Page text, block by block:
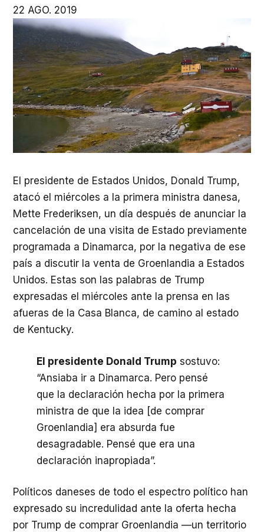
22 AGO. 2019
El presidente de Estados Unidos, Donald Trump,
atacó el miércoles a la primera ministra danesa,
Mette Frederiksen, un día después de anunciar la
cancelación de una visita de Estado previamente
programada a Dinamarca, por la negativa de ese
país a discutir la venta de Groenlandia a Estados
Unidos. Estas son las palabras de Trump
expresadas el miércoles ante la prensa en las
afueras de la Casa Blanca, de camino al estado
de Kentucky.
El presidente Donald Trump sostuvo:
“Ansiaba ir a Dinamarca. Pero pensé
que la declaración hecha por la primera
ministra de que la idea [de comprar
Groenlandia] era absurda fue
desagradable. Pensé que era una
declaración inapropiada”.
Políticos daneses de todo el espectro político han
expresado su incredulidad ante la oferta hecha
por Trump de comprar Groenlandia —un territorio